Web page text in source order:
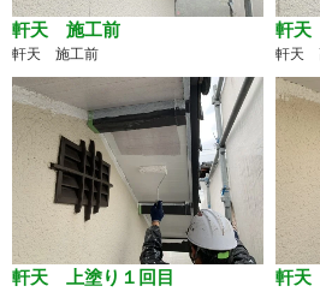
軒天 施工前
軒天 施工前
軒天
軒天
軒天 上塗り１回目 軒天